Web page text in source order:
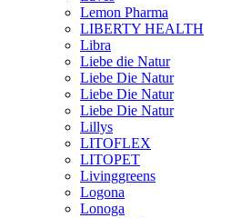
Lemon Pharma
LIBERTY HEALTH
Libra
Liebe die Natur
Liebe Die Natur
Liebe Die Natur
Liebe Die Natur
Lillys
LITOFLEX
LITOPET
Livinggreens
Logona
Lonoga